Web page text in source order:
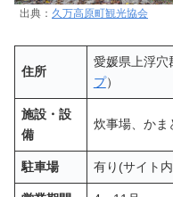
出典： 久万高原町観光協会
住所
愛媛県上浮穴
プ）
施設・設
備
炊事場、かま
駐車場 有り(サイト